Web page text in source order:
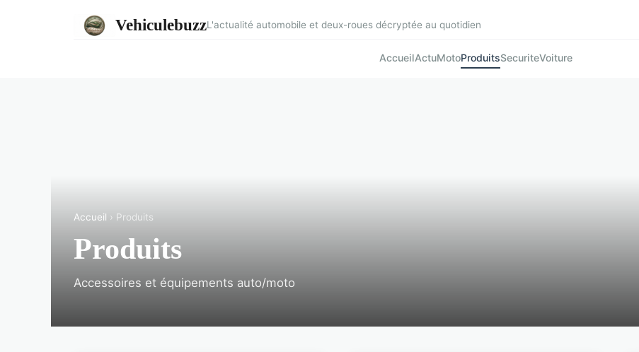
VehiculebuzzL'actualité automobile et deux-roues décryptée au quotidien
AccueilActuMotoProduitsSecuriteVoiture
Accueil › Produits
Produits
Accessoires et équipements auto/moto